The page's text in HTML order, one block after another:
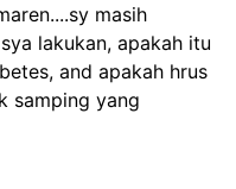
masih
lakukan, apakah itu
and apakah hrus
samping yang